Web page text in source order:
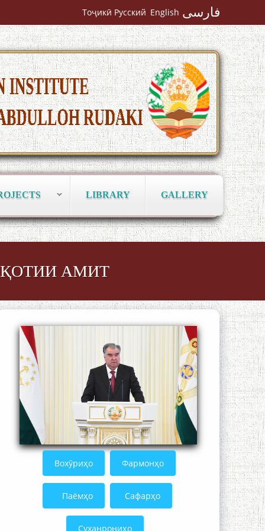
Тоҷикӣ Русский English فارسی
LIBRARY GALLERY
АМИТ
Вохӯриҳо Фармонҳо
Паёмҳо Сафарҳо
Суханрониҳо
به عبارت دیگر: گفتگو با مومن قناعت
Mumin Qanoat
Сухбати навқаламон бо Муъмин
Mumyin Kanoat
Устод Мумин Қаноат (Ustod Mumin
name of the Persian Gulf
Сайри Дарвоз бо Мӯъмин Қаноат:
Чанор ҳам "гап" мезанад